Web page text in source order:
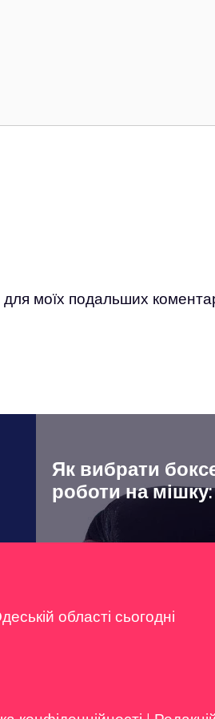
моїх подальших
Як вибрати
роботи на
області сьогодні